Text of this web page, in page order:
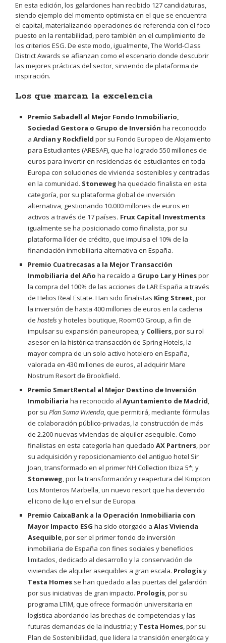
En esta edición, los galardones han recibido 127 candidaturas,
siendo ejemplo del momento optimista en el que se encuentra
el capital, materializando operaciones de referencia con el foco
puesto en la rentabilidad, pero también en el cumplimiento de
los criterios ESG. De este modo, igualmente, The World-Class
District Awards se afianzan como el escenario donde descubrir
las mejores prácticas del sector, sirviendo de plataforma de
inspiración.
Los que marcan la excelencia
Premio Sabadell al Mejor Fondo Inmobiliario,
Sociedad Gestora o Grupo de Inversión ha reconocido
a Ardian y Rockfield por su Fondo Europeo de Alojamiento
para Estudiantes (ARESAF), que ha logrado 550 millones de
euros para invertir en residencias de estudiantes en toda
Europa con soluciones de vivienda sostenibles y centradas
en la comunidad. Stoneweg ha quedado finalista en esta
categoría, por su plataforma global de inversión
alternativa, gestionando 10.000 millones de euros en
activos a través de 17 países. Frux Capital Investments
igualmente se ha posicionado como finalista, por su
plataforma líder de crédito, que impulsa el 10% de la
financiación inmobiliaria alternativa en España.
Premio Cuatrecasas a la Mejor Transacción
Inmobiliaria del Año ha recaído a Grupo Lar y Hinespor
la compra del 100% de las acciones de LAR España a través
de Helios Real Estate. Han sido finalistas King Street, por
la inversión de hasta 400 millones de euros en la cadena
de hostelsy hoteles boutique, Room00 Group, a fin de
impulsar su expansión paneuropea; y Colliers, por su rol
asesor en la histórica transacción de Spring Hotels, la
mayor compra de un solo activo hotelero en España,
valorada en 430 millones de euros, al adquirir Mare
Nostrum Resort de Brookfield.
Premio SmartRental al Mejor Destino de Inversión
Inmobiliaria ha reconocido al Ayuntamiento de Madrid,
por su Plan Suma Vivienda, que permitirá, mediante fórmulas
de colaboración público-privadas, la construcción de más
de 2.200 nuevas viviendas de alquiler asequible. Como
finalistas en esta categoría han quedado AX Partners, por
su adquisición y reposicionamiento del antiguo hotel Sir
Joan, transformado en el primer NH Collection Ibiza 5*; y
Stoneweg, por la transformación y reapertura del Kimpton
Los Monteros Marbella, un nuevo resort que ha devenido
el icono de lujo en el sur de Europa.
Premio CaixaBank a la Operación Inmobiliaria con
Mayor Impacto ESG ha sido otorgado a Alas Vivienda
Asequible, por ser el primer fondo de inversión
inmobiliaria de España con fines sociales y beneficios
limitados, dedicado al desarrollo y la conservación de
viviendas de alquiler asequibles a gran escala. Prologisy
Testa Homes se han quedado a las puertas del galardón
por sus iniciativas de gran impacto. Prologis, por su
programa LTIM, que ofrece formación universitaria en
logística abordando las brechas de competencias y las
futuras demandas de la industria; y Testa Homes, por su
Plan de Sostenibilidad, que lidera la transición energética y